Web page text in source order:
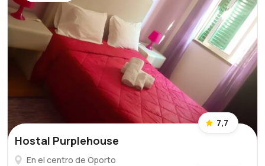
7,7
Hostal Purplehouse
En el centro de Oporto